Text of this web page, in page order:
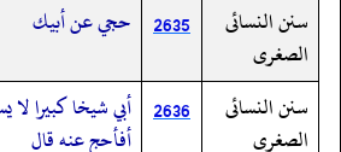
سنن النسائى
الصغرى
2635 حجي عن أبيك
سنن النسائى
الصغرى
2636 أبي شيخا كبيرا
أفأحج عنه قال